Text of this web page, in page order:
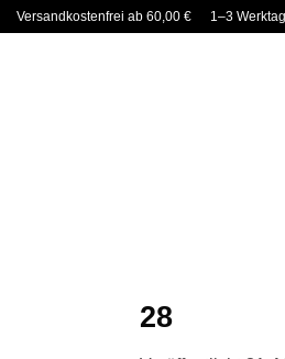
ZumVersandkostenfrei ab 60,00 € 1–3
28